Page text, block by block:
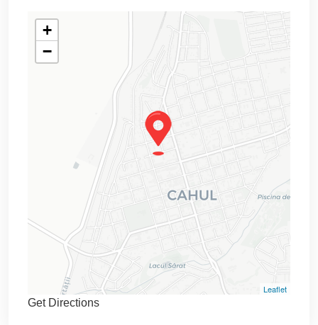
+
−
Leaflet
Get Directions